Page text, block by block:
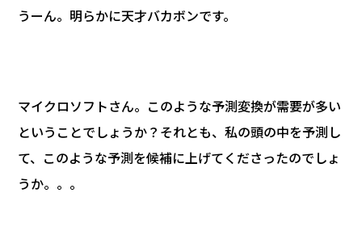
うーん。明らかに天才バカボンです。
マイクロソフトさん。このような予測変換が需要が多い
ということでしょうか？それとも、私の頭の中を予測し
て、このような予測を候補に上げてくださったのでしょ
うか。。。